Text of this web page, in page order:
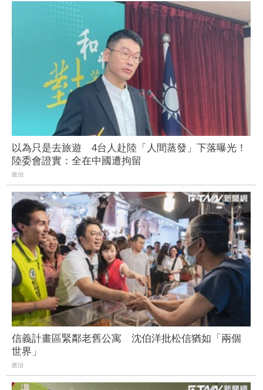
以為只是去旅遊 4台人赴陸「人間蒸發」下落曝光！
陸委會證實：全在中國遭拘留
政治
信義計畫區緊鄰老舊公寓 沈伯洋批松信猶如「兩個
世界」
政治